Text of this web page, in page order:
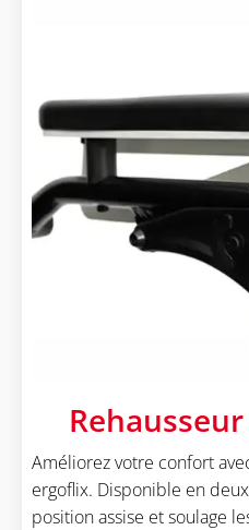
Améliorez votre confort
ergoflix. Disponible en
position assise et soulage